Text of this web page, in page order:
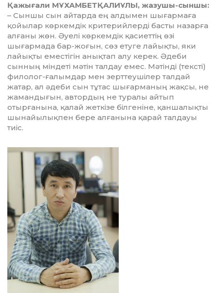
Қажығали МҰХАМБЕТҚАЛИҰЛЫ, жазушы-сыншы:
– Сыншы сын айтарда ең ал­дымен шығармаға
қойылар көркемдік критерийлерді басты назарға
алғаны жөн. Әуелі көр­кем­­дік қасиеттің өзі
шығармада бар-жоғын, сөз етуге лайықты, яки
лайықты еместігін анықтап алу керек. Әдеби
сынның міндеті мәтін талдау емес. Мәтінді (текс­ті)
филолог-ғалымдар мен зерт­теу­шілер талдай
жатар, ал әдеби сын тұтас шығарманың жақсы, не
жамандығын, автордың не туралы айтып
отырғанына, қа­лай жеткізе білгеніне, қан­ша­лық­ты
шынайылықпен бере алға­нына қарай талдауы
тиіс.